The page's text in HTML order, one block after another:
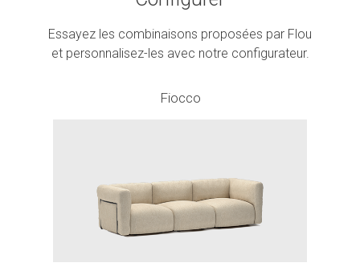
Essayez les combinaisons proposées par Flou
et personnalisez-les avec notre configurateur.
Fiocco